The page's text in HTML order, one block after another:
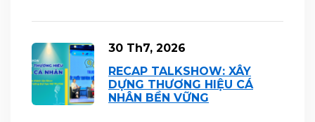
30 Th7, 2026
RECAP TALKSHOW: XÂY
DỰNG THƯƠNG HIỆU CÁ
NHÂN BỀN VỮNG